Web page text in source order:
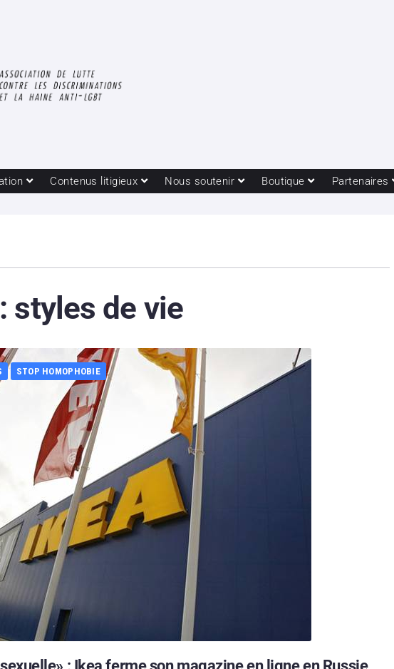
Contenus litigieux Nous soutenir Boutique Partenaires
styles de vie
STOP HOMOPHOBIE